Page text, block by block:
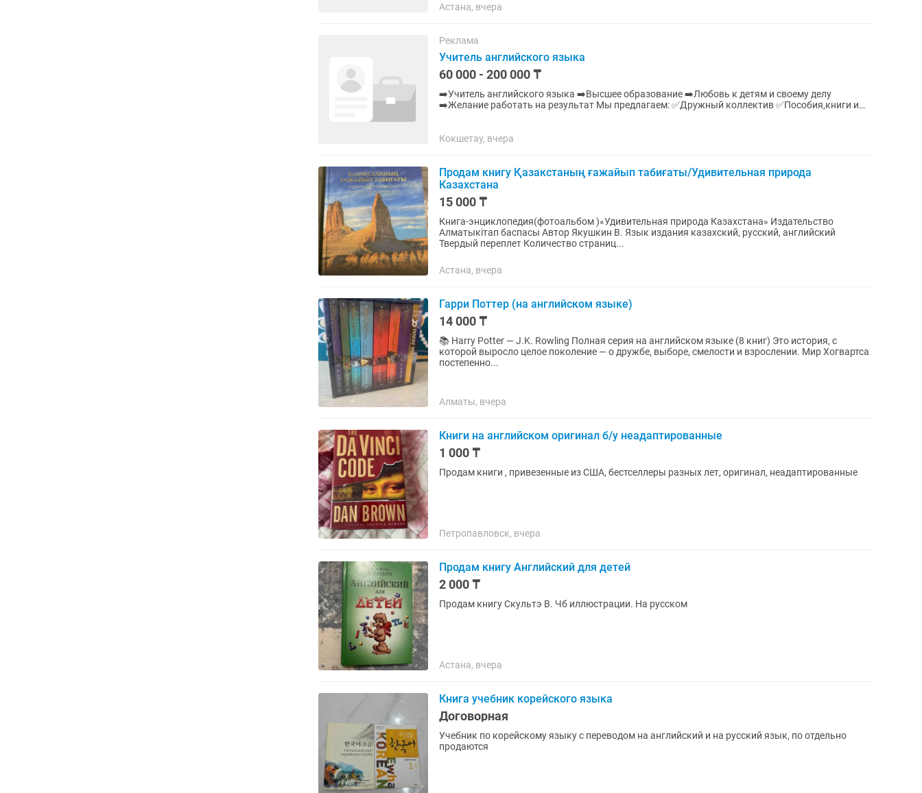
Астана, вчера
Реклама
Учитель английского языка
60 000 - 200 000 ₸
➡️Учитель английского языка ➡️Высшее образование ➡️Любовь к детям и своему делу
➡️Желание работать на результат Мы предлагаем: ✅Дружный коллектив ✅Пособия,книги и
Кокшетау, вчера
Продам книгу Қазакстаның ғажайып табиғаты/Удивительная природа
Казахстана
15 000 ₸
Книга-энциклопедия(фотоальбом )«Удивительная природа Казахстана» Издательство
Алматыкітап баспасы Автор Якушкин В. Язык издания казахский, русский, английский
Твердый переплет Количество страниц...
Астана, вчера
Гарри Поттер (на английском языке)
14 000 ₸
📚 Harry Potter — J.K. Rowling Полная серия на английском языке (8 книг) Это история, с
которой выросло целое поколение — о дружбе, выборе, смелости и взрослении. Мир Хогвартса
постепенно...
Алматы, вчера
Книги на английском оригинал б/у неадаптированные
1 000 ₸
Продам книги , привезенные из США, бестселлеры разных лет, оригинал, неадаптированные
Петропавловск, вчера
Продам книгу Английский для детей
2 000 ₸
Продам книгу Скультэ В. Чб иллюстрации. На русском
Астана, вчера
Книга учебник корейского языка
Договорная
Учебник по корейскому языку с переводом на английский и на русский язык, по отдельно
продаются